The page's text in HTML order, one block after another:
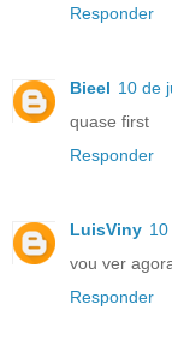
Responder
Bieel 10 de
quase first
Responder
LuisViny
vou ver
Responder